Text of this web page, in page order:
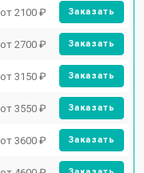
от 2100 ₽ Заказать
от 2700 ₽ Заказать
от 3150 ₽ Заказать
от 3550 ₽ Заказать
от 3600 ₽ Заказать